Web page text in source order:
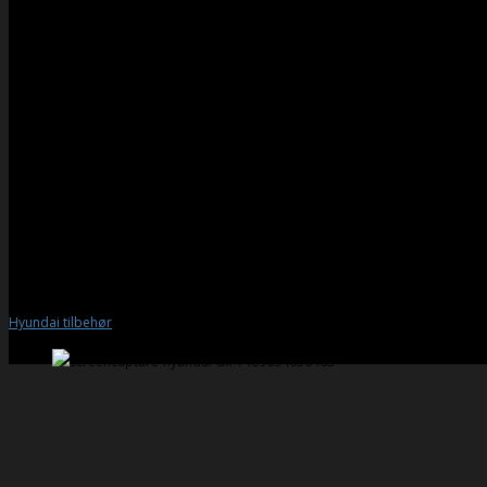
Hyundai tilbehør